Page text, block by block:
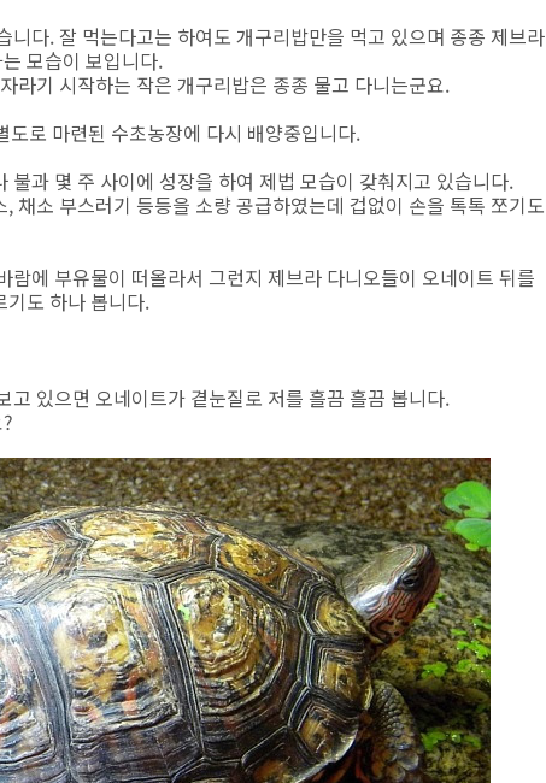
니다. 잘 먹는다고는 하여도 개구리밥만을 먹고 있으며 종종 제브라
모습이 보입니다.
라기 시작하는 작은 개구리밥은 종종 물고 다니는군요.
로 마련된 수초농장에 다시 배양중입니다.
과 몇 주 사이에 성장을 하여 제법 모습이 갖춰지고 있습니다.
채소 부스러기 등등을 소량 공급하였는데 겁없이 손을 톡톡 쪼기도
람에 부유물이 떠올라서 그런지 제브라 다니오들이 오네이트 뒤를
기도 하나 봅니다.
고 있으면 오네이트가 곁눈질로 저를 흘끔 흘끔 봅니다.